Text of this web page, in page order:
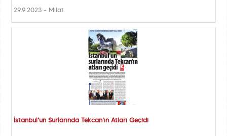
29.9.2023 - Milat
İstanbul'un Surlarında Tekcan'ın Atları Geçidi